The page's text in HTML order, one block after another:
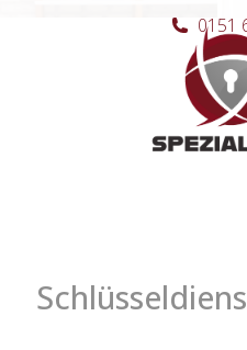
Hauptnavigation
0151